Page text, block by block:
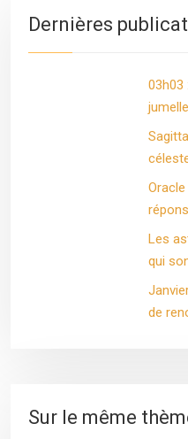
Dernières
03h03
Les
qui
de
Sur le même